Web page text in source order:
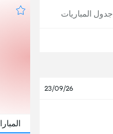
جدول المباريات
23/09/26